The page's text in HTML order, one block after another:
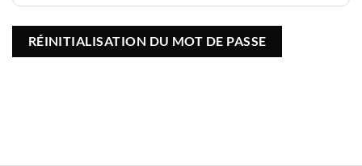
RÉINITIALISATION DU MOT DE PASSE